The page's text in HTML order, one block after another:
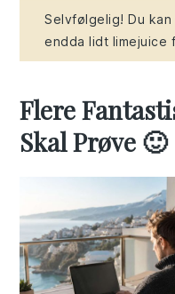
Selvfølgelig! Du
endda lidt limejuice
Flere
Skal Prøve 🙂